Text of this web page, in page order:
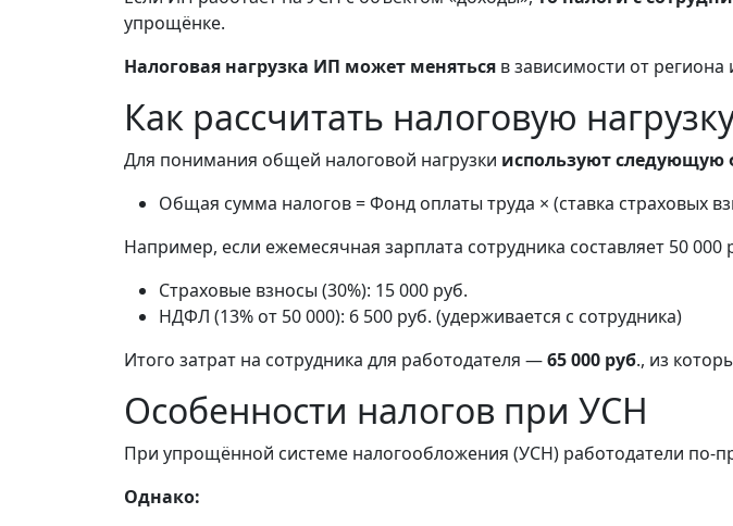
упрощёнке.
Налоговая нагрузка ИП может меняться в зависимости от
Как рассчитать налоговую
Для понимания общей налоговой нагрузки используют следующую
Общая сумма налогов = Фонд оплаты труда × (ставка страховых
Например, если ежемесячная зарплата сотрудника составляет 50 000
Страховые взносы (30%): 15 000 руб.
НДФЛ (13% от 50 000): 6 500 руб. (удерживается с сотрудника)
Итого затрат на сотрудника для работодателя —65 000 руб., из
Особенности налогов при УСН
При упрощённой системе налогообложения (УСН) работодатели по-
Однако: